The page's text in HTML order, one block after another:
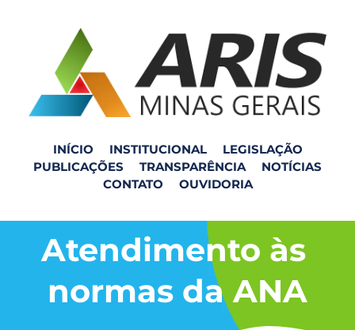
INÍCIO INSTITUCIONAL
LEGISLAÇÃO
PUBLICAÇÕES
TRANSPARÊNCIA
NOTÍCIAS
CONTATO
OUVIDORIA
Atendimento às
normas da ANA